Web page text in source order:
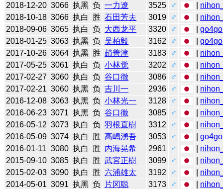
2018-12-20 3066 执黑 负 一力遼 3525 ♂
2018-10-18 3066 执白 胜 石田芳夫 3019 ♂
2018-09-06 3065 执白 负 大西龙平 3320 ♂ |go4go
2018-01-25 3063 执黑 负 吴柏毅 3162 ♂ |go4go
2017-10-26 3064 执黑 胜 趙善津 3183 ♂
2017-05-25 3061 执白 负 小林觉 3202 ♂
2017-02-27 3060 执白 负 谷口徹 3086 ♂
2017-02-21 3060 执黑 负 吉川一 2936 ♂
2016-12-08 3063 执黑 负 小林光一 3128 ♂
2016-06-23 3071 执黑 负 谷口徹 3085 ♂
2016-05-12 3073 执白 负 羽根直樹 3312 ♂
2016-05-09 3074 执白 胜 髙嶋湧吾 3053 ♂ |go4go
2016-01-11 3080 执白 胜 内海晃希 2961 ♂
2015-09-10 3085 执白 胜 武宮正樹 3099 ♂
2015-02-03 3090 执白 胜 六浦雄太 3192 ♂
2014-05-01 3091 执黑 负 片冈聪 3173 ♂